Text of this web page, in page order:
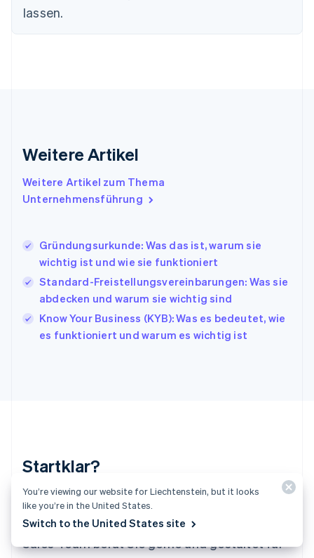
lassen.
Weitere Artikel
Weitere Artikel zum Thema
Unternehmensführung
Gründungsurkunde: Was das ist, warum sie
wichtig ist und wie sie funktioniert
Standard-Freistellungsvereinbarungen: Was sie
abdecken und warum sie wichtig sind
Know Your Business (KYB): Was es bedeutet, wie
es funktioniert und warum es wichtig ist
Startklar?
Erstellen Sie direkt ein Konto und beginnen Sie
mit dem Akzeptieren von Zahlungen. Unser
Sales-Team berät Sie gerne und gestaltet für
Finnland
English
Frankreich
Irland
Italien
Italiano English
EnglishFrançais
Kroatien
EnglishItaliano
Lettland
Liechtenstein
DeutschEnglish
Mexiko
Neuseeland
English
Niederlande
Norwegen
You’re viewing our website for Liechtenstein, but it looks
like you’re in the United States.
Switch to the United States site